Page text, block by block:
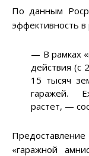
По данным
эффективность в
— В рамках
действия (с
15 тысяч
гаражей.
растет, —
«гаражной